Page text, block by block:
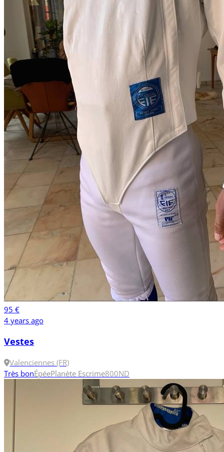
95 €
4 years ago
Vestes
Valenciennes (FR)
Très bonÉpéePlanète Escrime800ND